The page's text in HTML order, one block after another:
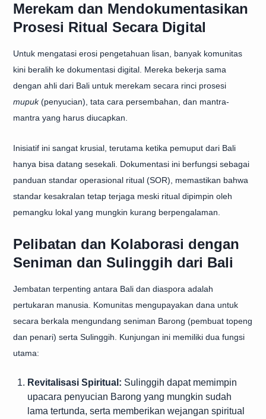
Merekam dan Mendokumentasikan
Prosesi Ritual Secara Digital
Untuk mengatasi erosi pengetahuan lisan, banyak komunitas
kini beralih ke dokumentasi digital. Mereka bekerja sama
dengan ahli dari Bali untuk merekam secara rinci prosesi
mupuk(penyucian), tata cara persembahan, dan mantra-
mantra yang harus diucapkan.
Inisiatif ini sangat krusial, terutama ketika pemuput dari Bali
hanya bisa datang sesekali. Dokumentasi ini berfungsi sebagai
panduan standar operasional ritual (SOR), memastikan bahwa
standar kesakralan tetap terjaga meski ritual dipimpin oleh
pemangku lokal yang mungkin kurang berpengalaman.
Pelibatan dan Kolaborasi dengan
Seniman dan Sulinggih dari Bali
Jembatan terpenting antara Bali dan diaspora adalah
pertukaran manusia. Komunitas mengupayakan dana untuk
secara berkala mengundang seniman Barong (pembuat topeng
dan penari) serta Sulinggih. Kunjungan ini memiliki dua fungsi
utama:
Revitalisasi Spiritual: Sulinggih dapat memimpin
upacara penyucian Barong yang mungkin sudah
lama tertunda, serta memberikan wejangan spiritual